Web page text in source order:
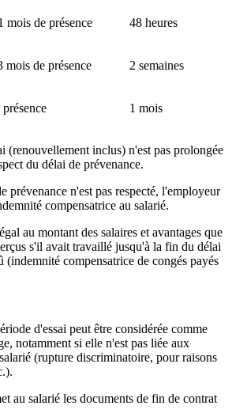
mois de présence 48 heures
mois de présence 2 semaines
1 mois
(renouvellement inclus) n'est pas prolongée
du délai de prévenance.
prévenance n'est pas respecté, l'employeur
compensatrice au salarié.
au montant des salaires et avantages que
s'il avait travaillé jusqu'à la fin du délai
(indemnité compensatrice de congés payés
d'essai peut être considérée comme
notamment si elle n'est pas liée aux
(rupture discriminatoire, pour raisons
au salarié les documents de fin de contrat